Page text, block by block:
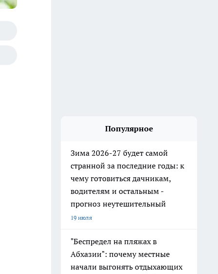
Популярное
Зима 2026-27 будет самой
странной за последние годы: к
чему готовиться дачникам,
водителям и остальным -
прогноз неутешительный
19 июля
"Беспредел на пляжах в
Абхазии": почему местные
начали выгонять отдыхающих